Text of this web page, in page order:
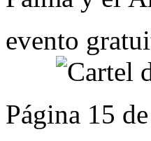
evento
Página 15